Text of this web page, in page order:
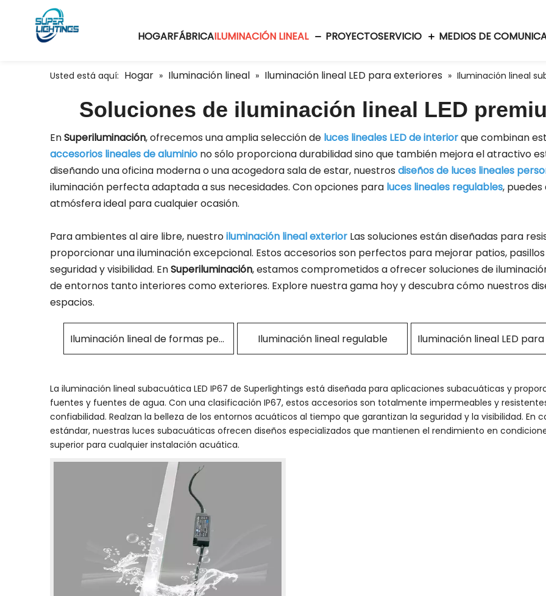
HOGARFÁBRICAILUMINACIÓN LINEAL PROYECTOSERVICIO MEDIOS DE
Usted está aquí: Hogar » Iluminación lineal » Iluminación lineal LED para exteriores » Iluminación lineal
Soluciones de iluminación lineal LED
EnSuperiluminación, ofrecemos una amplia selección de luces lineales LED de interiorque combinan
accesorios lineales de aluminio no sólo proporciona durabilidad sino que también mejora el atractivo
diseñando una oficina moderna o una acogedora sala de estar, nuestros diseños de luces lineales
iluminación perfecta adaptada a sus necesidades. Con opciones para luces lineales regulables,
atmósfera ideal para cualquier ocasión.
Para ambientes al aire libre, nuestroiluminación lineal exterior Las soluciones están diseñadas para
proporcionar una iluminación excepcional. Estos accesorios son perfectos para mejorar patios,
seguridad y visibilidad. EnSuperiluminación, estamos comprometidos a ofrecer soluciones de
de entornos tanto interiores como exteriores. Explore nuestra gama hoy y descubra cómo nuestros
espacios.
Iluminación lineal de formas personalizadas Iluminación lineal regulable
La iluminación lineal subacuática LED IP67 de Superlightings está diseñada para aplicaciones subacuáticas y
fuentes y fuentes de agua. Con una clasificación IP67, estos accesorios son totalmente impermeables y
confiabilidad. Realzan la belleza de los entornos acuáticos al tiempo que garantizan la seguridad y la visibilidad. En
estándar, nuestras luces subacuáticas ofrecen diseños especializados que mantienen el rendimiento en
superior para cualquier instalación acuática.